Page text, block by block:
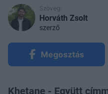
Szöveg:
Horváth Zsolt
szerző
Megosztás
Khetane - Együtt